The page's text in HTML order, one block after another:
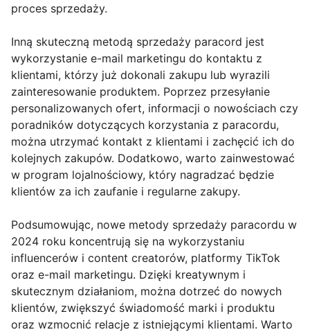
proces sprzedaży.
Inną skuteczną metodą sprzedaży paracord jest
wykorzystanie e-mail marketingu do kontaktu z
klientami, którzy już dokonali zakupu lub wyrazili
zainteresowanie produktem. Poprzez przesyłanie
personalizowanych ofert, informacji o nowościach czy
poradników dotyczących korzystania z paracordu,
można utrzymać kontakt z klientami i zachęcić ich do
kolejnych zakupów. Dodatkowo, warto zainwestować
w program lojalnościowy, który nagradzać będzie
klientów za ich zaufanie i regularne zakupy.
Podsumowując, nowe metody sprzedaży paracordu w
2024 roku koncentrują się na wykorzystaniu
influencerów i content creatorów, platformy TikTok
oraz e-mail marketingu. Dzięki kreatywnym i
skutecznym działaniom, można dotrzeć do nowych
klientów, zwiększyć świadomość marki i produktu
oraz wzmocnić relacje z istniejącymi klientami. Warto